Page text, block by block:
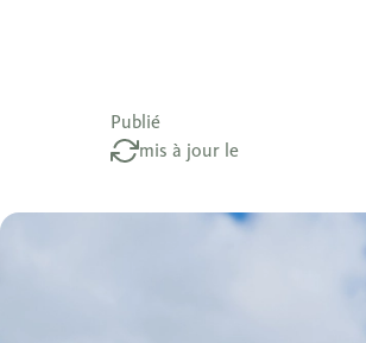
Publié
mis à jour le